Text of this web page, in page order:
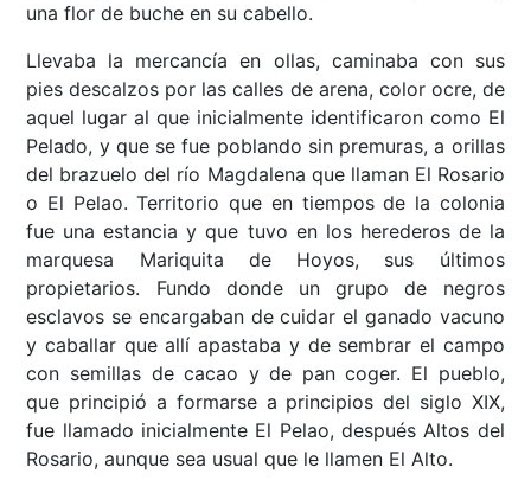
una flor de buche en su cabello.
Llevaba la mercancía en ollas, caminaba con sus
pies descalzos por las calles de arena, color ocre, de
aquel lugar al que inicialmente identificaron como El
Pelado, y que se fue poblando sin premuras, a orillas
del brazuelo del río Magdalena que llaman El Rosario
o El Pelao. Territorio que en tiempos de la colonia
fue una estancia y que tuvo en los herederos de la
marquesa Mariquita de Hoyos, sus últimos
propietarios. Fundo donde un grupo de negros
esclavos se encargaban de cuidar el ganado vacuno
y caballar que allí apastaba y de sembrar el campo
con semillas de cacao y de pan coger. El pueblo,
que principió a formarse a principios del siglo XIX,
fue llamado inicialmente El Pelao, después Altos del
Rosario, aunque sea usual que le llamen El Alto.